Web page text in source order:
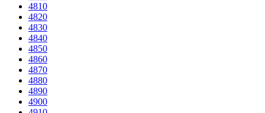
4810
4820
4830
4840
4850
4860
4870
4880
4890
4900